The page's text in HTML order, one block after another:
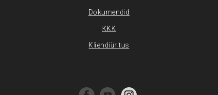
Dokumendid
KKK
Kliendiüritus